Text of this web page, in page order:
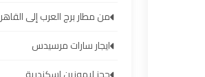
من مطار برج العرب إلى
ايجار سارات مرسيدس